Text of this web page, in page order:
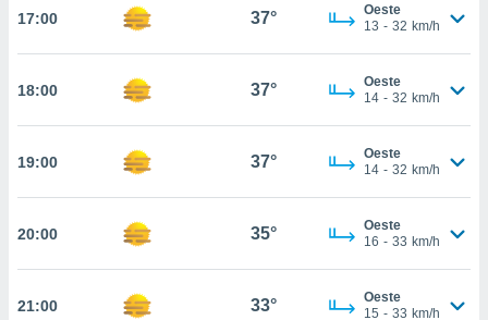
o
de
através
17:00 37°
Oeste
13 - 32 km/h
18:00 37°
Oeste
14 - 32 km/h
19:00 37°
Oeste
14 - 32 km/h
20:00 35°
Oeste
16 - 33 km/h
21:00 33°
Oeste
15 - 33 km/h